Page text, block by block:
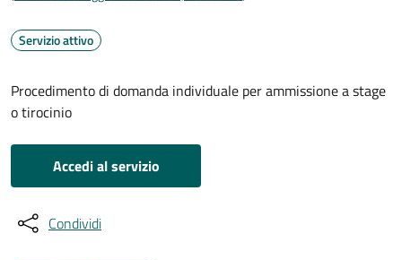
Servizio attivo
Procedimento di domanda individuale per ammissione a stage
o tirocinio
Accedi al servizio
Condividi